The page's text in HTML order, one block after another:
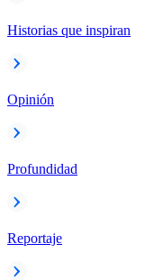
Historias que inspiran
Opinión
Profundidad
Reportaje